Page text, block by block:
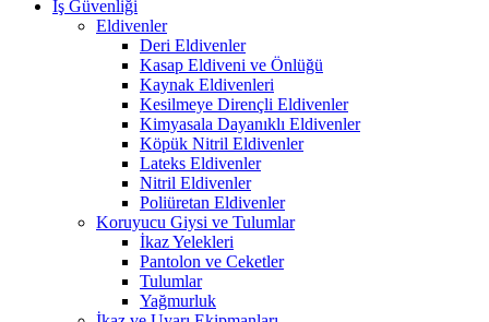
İş Güvenliği
Eldivenler
Deri Eldivenler
Kasap Eldiveni ve Önlüğü
Kaynak Eldivenleri
Kesilmeye Dirençli Eldivenler
Kimyasala Dayanıklı Eldivenler
Köpük Nitril Eldivenler
Lateks Eldivenler
Nitril Eldivenler
Poliüretan Eldivenler
Koruyucu Giysi ve Tulumlar
İkaz Yelekleri
Pantolon ve Ceketler
Tulumlar
Yağmurluk